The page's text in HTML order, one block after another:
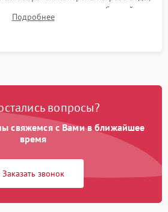
отсутствия излишних вибраций,
и протечек под корпусом.
Подробнее
вопросы?
свяжемся с Вами в ближайшее
время
Заказать звонок